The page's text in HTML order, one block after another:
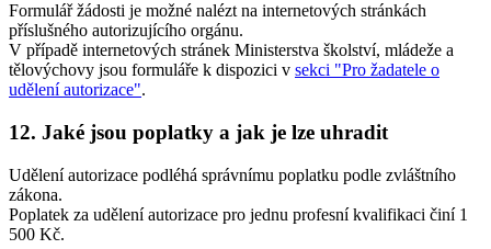
Formulář žádosti je možné nalézt na internetových stránkách
příslušného autorizujícího orgánu.
V případě internetových stránek Ministerstva školství, mládeže a
tělovýchovy jsou formuláře k dispozici v sekci "Pro žadatele o
udělení autorizace".
12. Jaké jsou poplatky a jak je lze uhradit
Udělení autorizace podléhá správnímu poplatku podle zvláštního
zákona.
Poplatek za udělení autorizace pro jednu profesní kvalifikaci činí 1
500 Kč.